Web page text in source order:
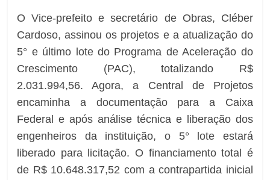
O Vice-prefeito e secretário de Obras, Cléber
Cardoso, assinou os projetos e a atualização do
5° e último lote do Programa de Aceleração do
Crescimento (PAC), totalizando R$
2.031.994,56. Agora, a Central de Projetos
encaminha a documentação para a Caixa
Federal e após análise técnica e liberação dos
engenheiros da instituição, o 5° lote estará
liberado para licitação. O financiamento total é
de R$ 10.648.317,52 com a contrapartida inicial